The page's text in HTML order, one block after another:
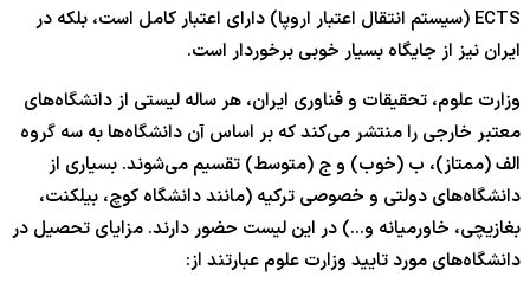
ECTS (سیستم انتقال اعتبار اروپا) دارای اعتبار کامل است، بلکه در
ایران نیز از جایگاه بسیار خوبی برخوردار است.
وزارت علوم، تحقیقات و فناوری ایران، هر ساله لیستی از دانشگاه‌های
معتبر خارجی را منتشر می‌کند که بر اساس آن دانشگاه‌ها به سه گروه
الف (ممتاز)، ب (خوب) و ج (متوسط) تقسیم می‌شوند. بسیاری از
دانشگاه‌های دولتی و خصوصی ترکیه (مانند دانشگاه کوچ، بیلکنت،
بغازیچی، خاورمیانه و…) در این لیست حضور دارند. مزایای تحصیل در
دانشگاه‌های مورد تایید وزارت علوم عبارتند از: